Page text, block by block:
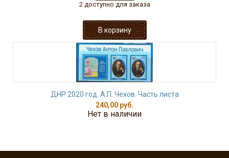
2 доступно для заказа
ДНР 2020 год. А.П. Чехов. Часть листа
240,00 руб.
Нет в наличии